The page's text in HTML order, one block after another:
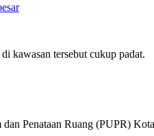
kawasan tersebut cukup padat.
Penataan Ruang (PUPR)